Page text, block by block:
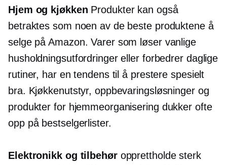
Hjem og kjøkken Produkter kan også
betraktes som noen av de beste produktene å
selge på Amazon. Varer som løser vanlige
husholdningsutfordringer eller forbedrer daglige
rutiner, har en tendens til å prestere spesielt
bra. Kjøkkenutstyr, oppbevaringsløsninger og
produkter for hjemmeorganisering dukker ofte
opp på bestselgerlister.
Elektronikk og tilbehøropprettholde sterk